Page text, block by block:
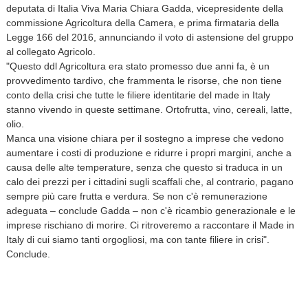
deputata di Italia Viva Maria Chiara Gadda, vicepresidente della
commissione Agricoltura della Camera, e prima firmataria della
Legge 166 del 2016, annunciando il voto di astensione del gruppo
al collegato Agricolo.
"Questo ddl Agricoltura era stato promesso due anni fa, è un
provvedimento tardivo, che frammenta le risorse, che non tiene
conto della crisi che tutte le filiere identitarie del made in Italy
stanno vivendo in queste settimane. Ortofrutta, vino, cereali, latte,
olio.
Manca una visione chiara per il sostegno a imprese che vedono
aumentare i costi di produzione e ridurre i propri margini, anche a
causa delle alte temperature, senza che questo si traduca in un
calo dei prezzi per i cittadini sugli scaffali che, al contrario, pagano
sempre più care frutta e verdura. Se non c'è remunerazione
adeguata – conclude Gadda – non c'è ricambio generazionale e le
imprese rischiano di morire. Ci ritroveremo a raccontare il Made in
Italy di cui siamo tanti orgogliosi, ma con tante filiere in crisi".
Conclude.